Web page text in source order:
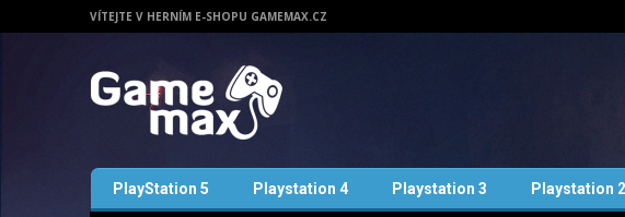
VÍTEJTE V HERNÍM E-SHOPU GAMEMAX.CZ
PlayStation 5 Playstation 4 Playstation 3 Playstation 2